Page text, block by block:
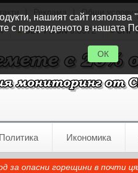
Общи условия
GBP / BGN0.8572 CHF
Политика Икономика
за опасни горещини в почти
нашият сайт използва
с предвиденото в нашата
ОК